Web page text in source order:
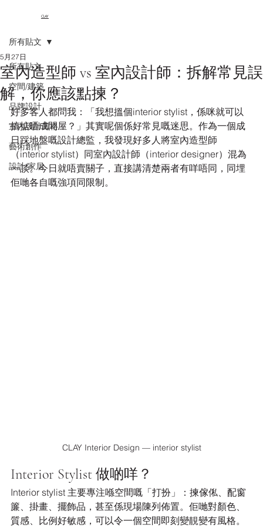
CLAY
所有貼文
空間/建築
品牌設計
室內設計風格
藝術創作
設計/家居
所有貼文
室內造型師 vs 室內設計師：拆解常見誤
解，你應該點揀？
5月27日
好多客人都問我：「我想搵個interior stylist，係咪就可以
搞掂晒成間屋？」其實呢個係好常見嘅迷思。作為一個成
日踩地盤嘅設計總監，我發現好多人將室內造型師
（interior stylist）同室內設計師（interior designer）混為
一談。今日就唔賣關子，直接講清楚兩者有咩唔同，同埋
佢哋各自嘅強項同限制。
CLAY Interior Design — interior stylist
Interior Stylist 做啲咩？
Interior stylist 主要專注喺空間嘅「打扮」：揀傢俬、配窗
簾、掛畫、擺飾品，甚至係現場陳列佈置。佢哋對顏色、
質感、比例好敏感，可以令一個空間即刻變靚變有風格。